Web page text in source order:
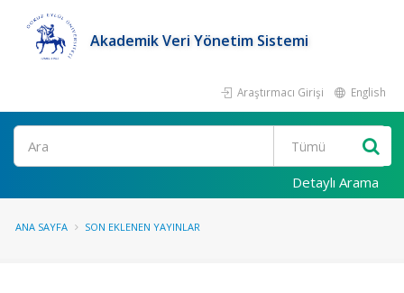
Akademik Veri Yönetim Sistemi
Araştırmacı Girişi English
Ara
Detaylı Arama
ANA SAYFA SON EKLENEN YAYINLAR